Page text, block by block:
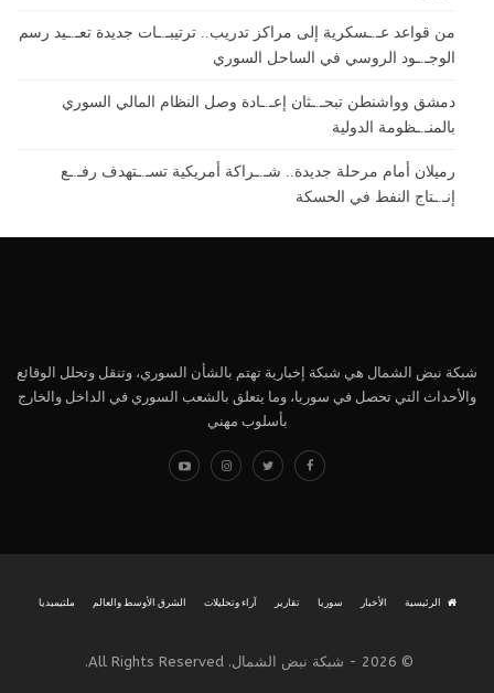
من قواعد عـ.ـسكرية إلى مراكز تدريب.. ترتيبـ.ـات جديدة تعـ.ـيد رسم
الوجـ.ـود الروسي في الساحل السوري
دمشق وواشنطن تبحـ.ـثان إعـ.ـادة وصل النظام المالي السوري
بالمنـ.ـظومة الدولية
رميلان أمام مرحلة جديدة.. شـ.ـراكة أمريكية تسـ.ـتهدف رفـ.ـع
إنـ.ـتاج النفط في الحسكة
شبكة نبض الشمال هي شبكة إخبارية تهتم بالشأن السوري، وتنقل وتحلل الوقائع
والأحداث التي تحصل في سوريا، وما يتعلق بالشعب السوري في الداخل والخارج
بأسلوب مهني
الرئيسية الأخبار سوريا تقارير آراء وتحليلات الشرق الأوسط والعالم ملتيميديا
© 2026 - شبكة نبض الشمال. All Rights Reserved.